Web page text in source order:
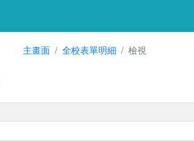
主畫面 全校表單明細 檢視